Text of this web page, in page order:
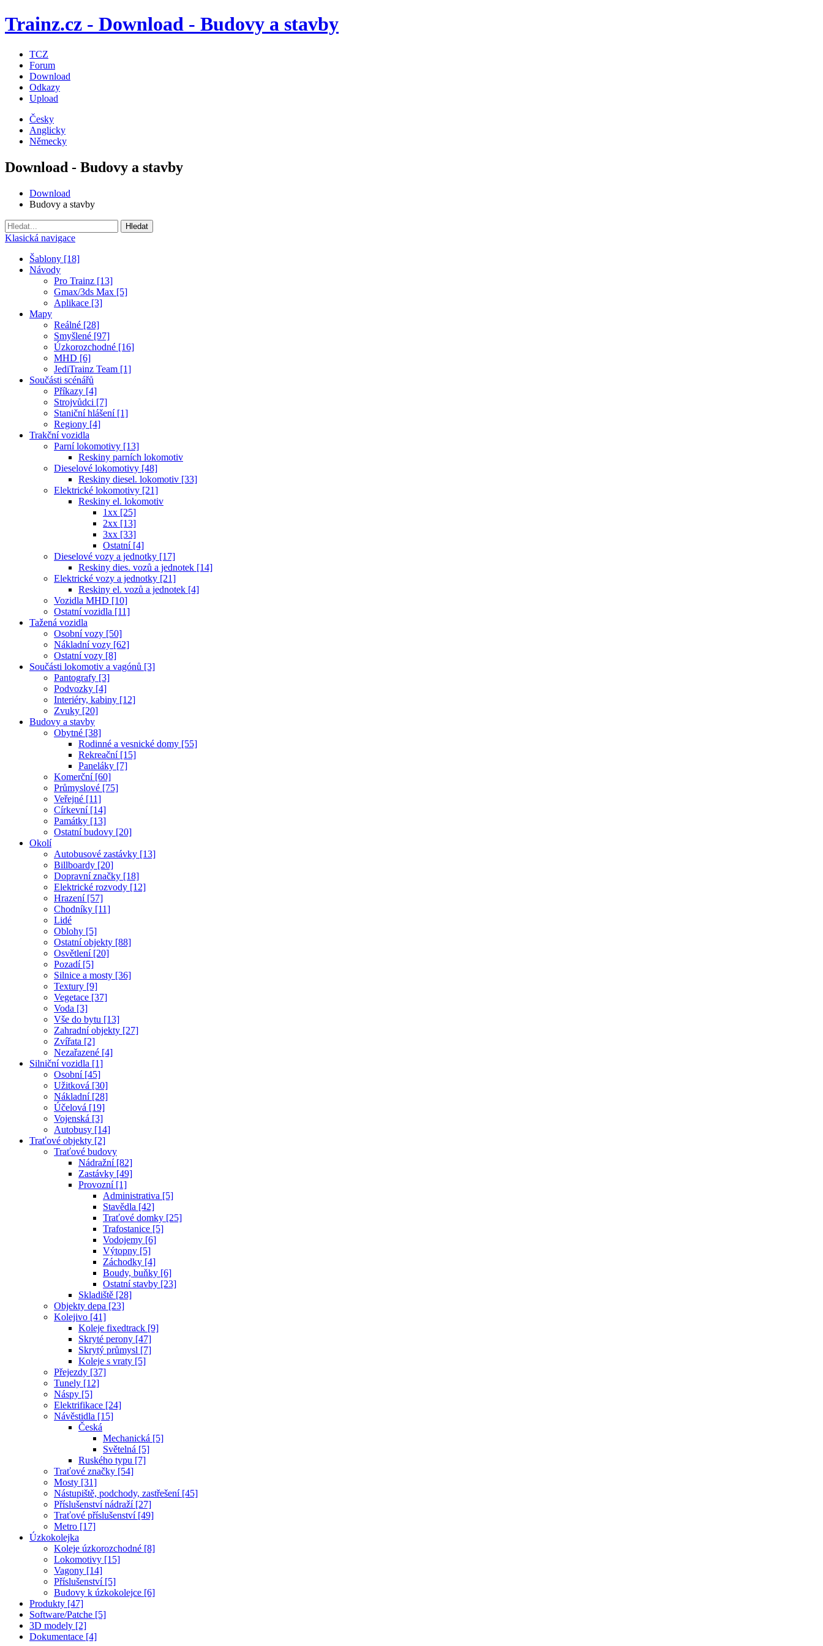
Trainz.cz - Download - Budovy a stavby
TCZ
Forum
Download
Odkazy
Upload
Česky
Anglicky
Německy
Download - Budovy a stavby
Download
Budovy a stavby
Klasická navigace
Šablony [18]
Návody
Pro Trainz [13]
Gmax/3ds Max [5]
Aplikace [3]
Mapy
Reálné [28]
Smyšlené [97]
Úzkorozchodné [16]
MHD [6]
JediTrainz Team [1]
Součásti scénářů
Příkazy [4]
Strojvůdci [7]
Staniční hlášení [1]
Regiony [4]
Trakční vozidla
Parní lokomotivy [13]
Reskiny parních lokomotiv
Dieselové lokomotivy [48]
Reskiny diesel. lokomotiv [33]
Elektrické lokomotivy [21]
Reskiny el. lokomotiv
1xx [25]
2xx [13]
3xx [33]
Ostatní [4]
Dieselové vozy a jednotky [17]
Reskiny dies. vozů a jednotek [14]
Elektrické vozy a jednotky [21]
Reskiny el. vozů a jednotek [4]
Vozidla MHD [10]
Ostatní vozidla [11]
Tažená vozidla
Osobní vozy [50]
Nákladní vozy [62]
Ostatní vozy [8]
Součásti lokomotiv a vagónů [3]
Pantografy [3]
Podvozky [4]
Interiéry, kabiny [12]
Zvuky [20]
Budovy a stavby
Obytné [38]
Rodinné a vesnické domy [55]
Rekreační [15]
Paneláky [7]
Komerční [60]
Průmyslové [75]
Veřejné [11]
Církevní [14]
Památky [13]
Ostatní budovy [20]
Okolí
Autobusové zastávky [13]
Billboardy [20]
Dopravní značky [18]
Elektrické rozvody [12]
Hrazení [57]
Chodníky [11]
Lidé
Oblohy [5]
Ostatní objekty [88]
Osvětlení [20]
Pozadí [5]
Silnice a mosty [36]
Textury [9]
Vegetace [37]
Voda [3]
Vše do bytu [13]
Zahradní objekty [27]
Zvířata [2]
Nezařazené [4]
Silniční vozidla [1]
Osobní [45]
Užitková [30]
Nákladní [28]
Účelová [19]
Vojenská [3]
Autobusy [14]
Traťové objekty [2]
Traťové budovy
Nádražní [82]
Zastávky [49]
Provozní [1]
Administrativa [5]
Stavědla [42]
Traťové domky [25]
Trafostanice [5]
Vodojemy [6]
Výtopny [5]
Záchodky [4]
Boudy, buňky [6]
Ostatní stavby [23]
Skladiště [28]
Objekty depa [23]
Kolejivo [41]
Koleje fixedtrack [9]
Skryté perony [47]
Skrytý průmysl [7]
Koleje s vraty [5]
Přejezdy [37]
Tunely [12]
Náspy [5]
Elektrifikace [24]
Návěstidla [15]
Česká
Mechanická [5]
Světelná [5]
Ruského typu [7]
Traťové značky [54]
Mosty [31]
Nástupiště, podchody, zastřešení [45]
Příslušenství nádraží [27]
Traťové příslušenství [49]
Metro [17]
Úzkokolejka
Koleje úzkorozchodné [8]
Lokomotivy [15]
Vagony [14]
Příslušenství [5]
Budovy k úzkokolejce [6]
Produkty [47]
Software/Patche [5]
3D modely [2]
Dokumentace [4]